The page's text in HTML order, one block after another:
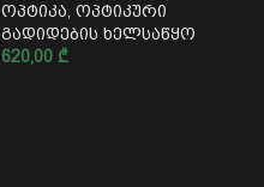
ოპტიკა ოპტიკური
გადიდების ხელსაწყო
620,00 ₾